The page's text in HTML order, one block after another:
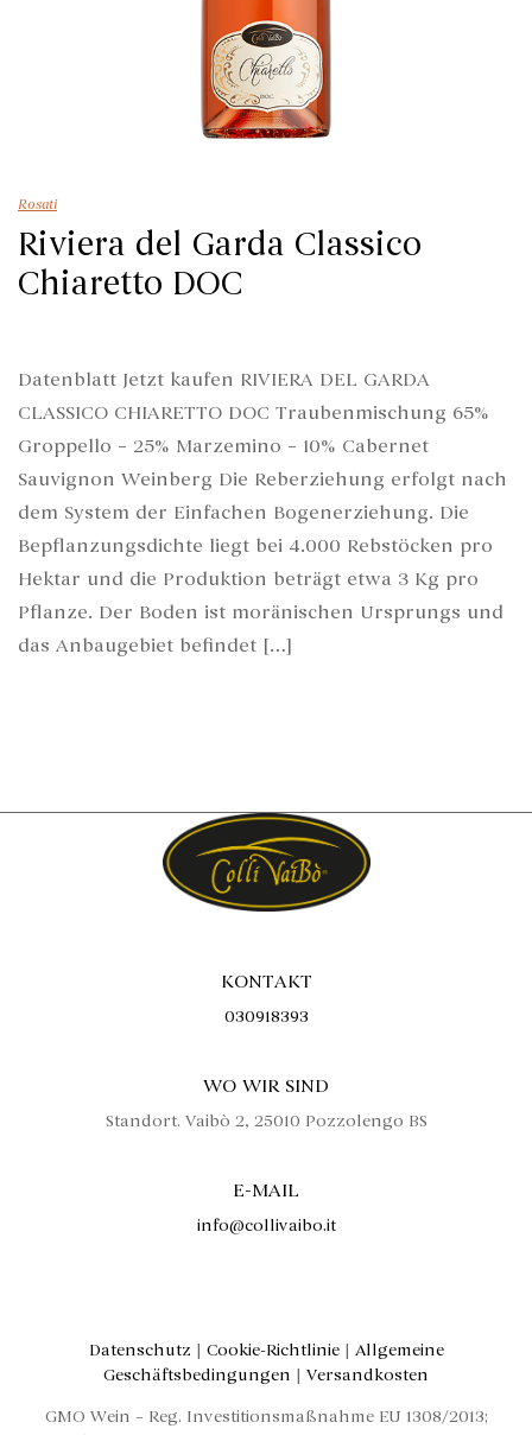
Rosati
Riviera del Garda Classico
Chiaretto DOC
Datenblatt Jetzt kaufen RIVIERA DEL GARDA
CLASSICO CHIARETTO DOC Traubenmischung 65%
Groppello – 25% Marzemino – 10% Cabernet
Sauvignon Weinberg Die Reberziehung erfolgt nach
dem System der Einfachen Bogenerziehung. Die
Bepflanzungsdichte liegt bei 4.000 Rebstöcken pro
Hektar und die Produktion beträgt etwa 3 Kg pro
Pflanze. Der Boden ist moränischen Ursprungs und
das Anbaugebiet befindet […]
KONTAKT
030918393
WO WIR SIND
Standort. Vaibò 2, 25010 Pozzolengo BS
E-MAIL
info@collivaibo.it
Datenschutz | Cookie-Richtlinie| Allgemeine
Geschäftsbedingungen | Versandkosten
GMO Wein – Reg. Investitionsmaßnahme EU 1308/2013;